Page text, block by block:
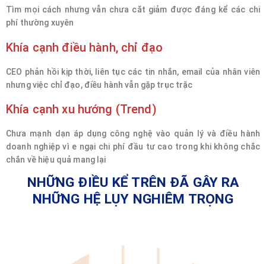
Tìm mọi cách nhưng vẫn chưa cắt giảm được đáng kể các chi
phí thường xuyên
Khía cạnh điều hành, chỉ đạo
CEO phản hồi kịp thời, liên tục các tin nhắn, email của nhân viên
nhưng việc chỉ đạo, điều hành vẫn gặp trục trặc
Khía cạnh xu hướng (Trend)
Chưa mạnh dạn áp dụng công nghệ vào quản lý và điều hành
doanh nghiệp vì e ngại chi phí đầu tư cao trong khi không chắc
chắn về hiệu quả mang lại
NHỮNG ĐIỀU KỂ TRÊN ĐÃ GÂY RA
NHỮNG HỆ LỤY NGHIÊM TRỌNG